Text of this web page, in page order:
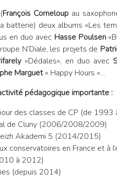
François Corneloup au
batterie) deux albums «Les
en duo avec Hasse Poulsen
N’Diale, les projets de
«Dédales», en duo avec
Marguet« Happy Hours »…
pédagogique importante :
des classes de CP (de 1993
de Cluny (2006/2008/2009)
Akademi 5 (2014/2015)
conservatoires en France et à
à 2012)
(depuis 2014)